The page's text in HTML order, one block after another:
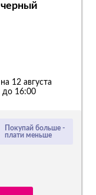
Покупай больше -
плати меньше
12 августа
до 16:00